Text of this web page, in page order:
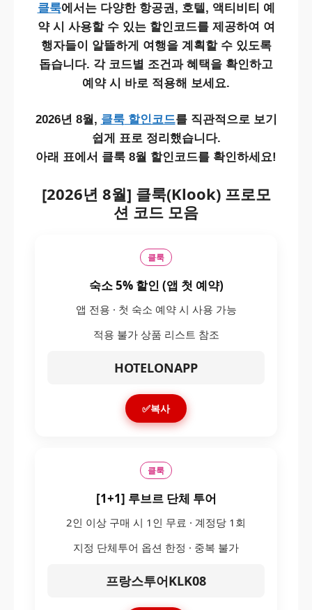
클룩에서는 다양한 항공권, 호텔, 액티비티 예
약 시 사용할 수 있는 할인코드를 제공하여 여
행자들이 알뜰하게 여행을 계획할 수 있도록
돕습니다. 각 코드별 조건과 혜택을 확인하고
예약 시 바로 적용해 보세요.
2026년 8월, 클룩할인코드를 직관적으로 보기
쉽게 표로 정리했습니다.
아래 표에서 클룩 8월 할인코드를 확인하세요!
[2026년 8월] 클룩(Klook) 프로모
션 코드 모음
클룩
숙소 5% 할인 (앱 첫 예약)
앱 전용 · 첫 숙소 예약 시 사용 가능
적용 불가 상품 리스트 참조
HOTELONAPP
✅복사
클룩
[1+1] 루브르 단체 투어
2인 이상 구매 시 1인 무료 · 계정당 1회
지정 단체투어 옵션 한정 · 중복 불가
프랑스투어KLK08